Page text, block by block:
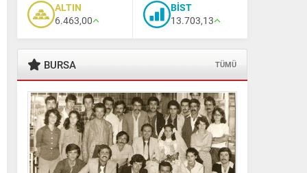
ALTIN
6.463,00
BİST
13.703,13
BURSA TÜMÜ